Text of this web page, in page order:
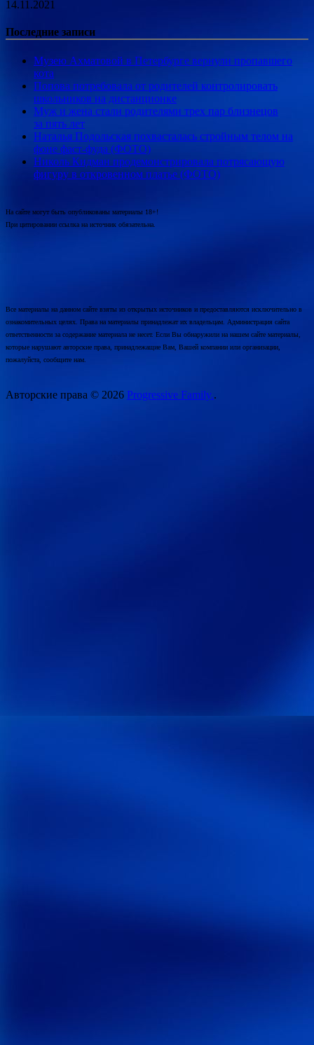
14.11.2021
Последние записи
Музею Ахматовой в Петербурге вернули пропавшего
кота
Попова потребовала от родителей контролировать
школьников на дистанционке
Муж и жена стали родителями трех пар близнецов
за пять лет
Наталья Подольская похвасталась стройным телом на
фоне фаст-фуда (ФОТО)
Николь Кидман продемонстрировала потрясающую
фигуру в откровенном платье (ФОТО)
На сайте могут быть опубликованы материалы 18+!
При цитировании ссылка на источник обязательна.
Все материалы на данном сайте взяты из открытых источников и предоставляются исключительно в
ознакомительных целях. Права на материалы принадлежат их владельцам. Администрация сайта
ответственности за содержание материала не несет. Если Вы обнаружили на нашем сайте материалы,
которые нарушают авторские права, принадлежащие Вам, Вашей компании или организации,
пожалуйста, сообщите нам.
Авторские права © 2026 Progressive Family..